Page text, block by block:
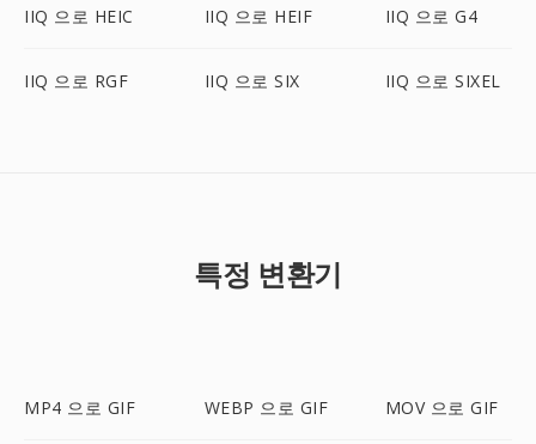
IIQ 으로 HEIC IIQ 으로 HEIF IIQ 으로 G4
IIQ 으로 RGF IIQ 으로 SIX IIQ 으로 SIXEL
특정 변환기
MP4 으로 GIF WEBP 으로 GIF MOV 으로 GIF